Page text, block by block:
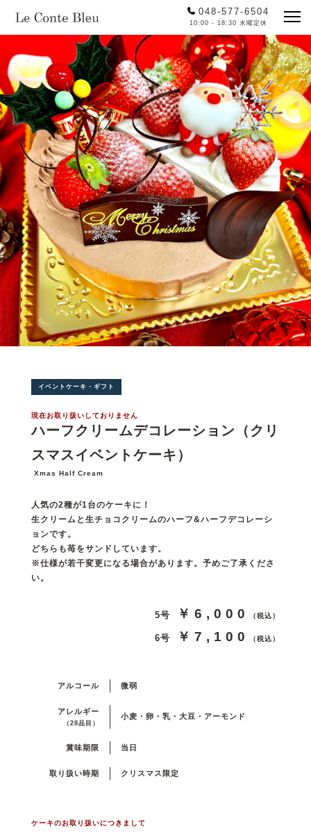
048-577-6504
10:00 - 18:30 水曜定休
イベントケーキ・ギフト
現在お取り扱いしておりません
ハーフクリームデコレーション（クリ
スマスイベントケーキ）
Xmas Half Cream
人気の2種が1台のケーキに！
生クリームと生チョコクリームのハーフ&ハーフデコレーシ
ョンです。
どちらも苺をサンドしています。
※仕様が若干変更になる場合があります。予めご了承くださ
い。
5号 ￥6,000 （税込）
6号 ￥7,100 （税込）
アルコール 微弱
アレルギー
（28品目）
小麦・卵・乳・大豆・アーモンド
賞味期限 当日
取り扱い時期 クリスマス限定
ケーキのお取り扱いにつきまして